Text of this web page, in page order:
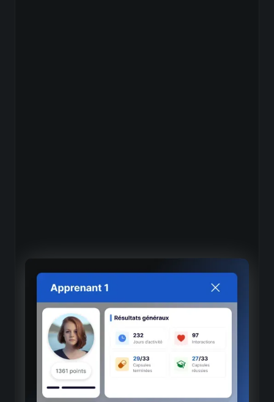
Mesure d'impact et ROI
Jours d'apprentissage
Quantification précise du temps investi en formation
Taux d'activité
Pourcentage d'apprenants activement engagés par
période